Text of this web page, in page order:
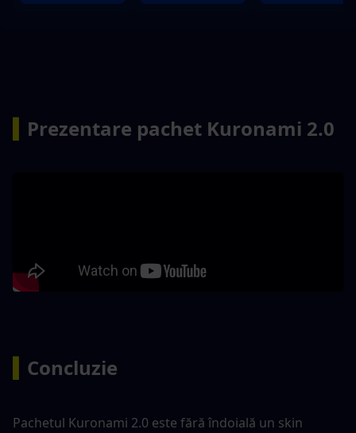
Prezentare pachet Kuronami 2.0
Concluzie
Pachetul Kuronami 2.0 este fără îndoială un skin